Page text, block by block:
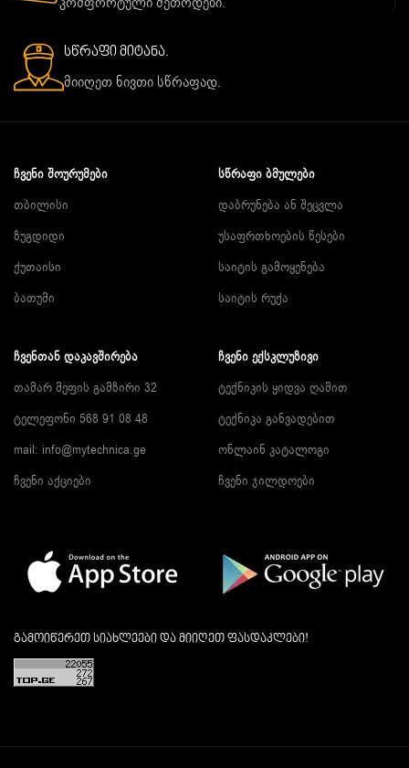
სწრაფი მიტანა.
მიიღეთ ნივთი სწრაფად.
ᲩᲕᲔᲜᲘ ᲨᲝᲣᲠᲣᲛᲔᲑᲘ
თბილისი
ზუგდიდი
ქუთაისი
ბათუმი
ᲡᲬᲠᲐᲤᲘ ᲑᲛᲣᲚᲔᲑᲘ
დაბრუნება ან შეცვლა
უსაფრთხოების წესები
საიტის გამოყენება
საიტის რუქა
ᲩᲕᲔᲜᲗᲐᲜ ᲓᲐᲙᲐᲕᲨᲘᲠᲔᲑᲐ
თამარ მეფის გამზირი 32
ტელეფონი 568 91 08 48
mail: info@mytechnica.ge
ჩვენი აქციები
ᲩᲕᲔᲜᲘ ᲔᲥᲡᲙᲚᲣᲖᲘᲕᲘ
ტექნიკის ყიდვა ღამით
ტექნიკა განვადებით
ონლაინ კატალოგი
ჩვენი ჯილდოები
გამოიწერეთ სიახლეები და მიიღეთ ფასდაკლები!